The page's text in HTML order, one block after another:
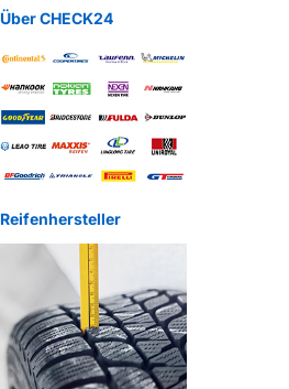
Über CHECK24
Reifenhersteller